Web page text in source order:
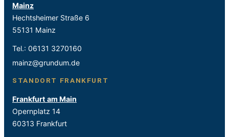
Mainz
Hechtsheimer Straße 6
55131 Mainz
Tel.: 06131 3270160
mainz@grundum.de
STANDORT FRANKFURT
Frankfurt am Main
Opernplatz 14
60313 Frankfurt